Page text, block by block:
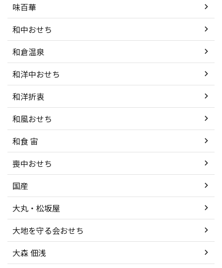
味百華
和中おせち
和倉温泉
和洋中おせち
和洋折衷
和風おせち
和食 宙
喪中おせち
国産
大丸・松坂屋
大地を守る会おせち
大森 佃浅